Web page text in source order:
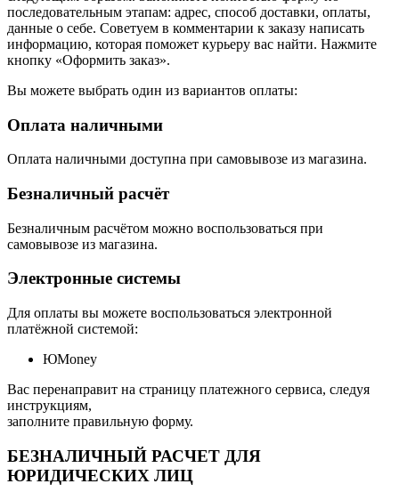
последовательным этапам: адрес, способ доставки, оплаты,
данные о себе. Советуем в комментарии к заказу написать
информацию, которая поможет курьеру вас найти. Нажмите
кнопку «Оформить заказ».
Вы можете выбрать один из вариантов оплаты:
Оплата наличными
Оплата наличными доступна при самовывозе из магазина.
Безналичный расчёт
Безналичным расчётом можно воспользоваться при
самовывозе из магазина.
Электронные системы
Для оплаты вы можете воспользоваться электронной
платёжной системой:
ЮMoney
Вас перенаправит на страницу платежного сервиса, следуя
инструкциям,
заполните правильную форму.
БЕЗНАЛИЧНЫЙ РАСЧЕТ ДЛЯ
ЮРИДИЧЕСКИХ ЛИЦ